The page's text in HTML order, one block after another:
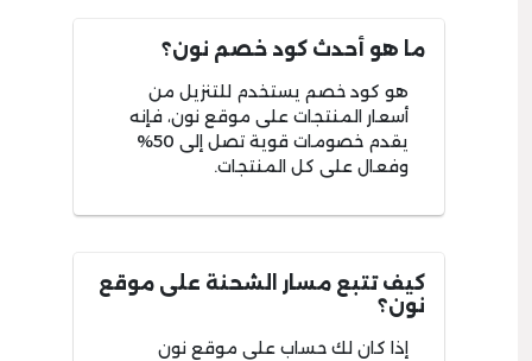
ما هو أحدث كود خصم نون؟
هو كود خصم يستخدم للتنزيل من
أسعار المنتجات على موقع نون، فإنه
يقدم خصومات قوية تصل إلى 50%
وفعال على كل المنتجات.
كيف تتبع مسار الشحنة على موقع
نون؟
إذا كان لك حساب على موقع نون